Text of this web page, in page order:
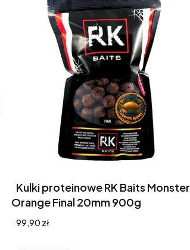
Kulki proteinowe RK Baits Monster
Orange Final 20mm 900g
Cena
99,90 zł